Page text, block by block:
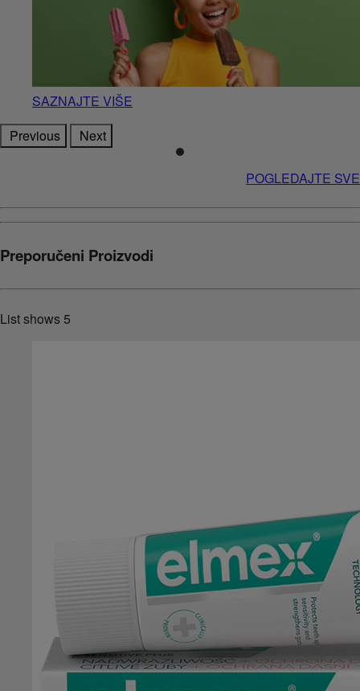
SAZNAJTE VIŠE
Previous
Next
POGLEDAJTE SVE
Preporučeni Proizvodi
List shows5